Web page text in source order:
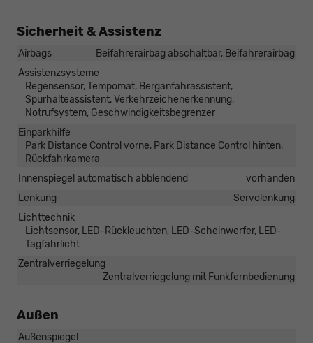
Sicherheit & Assistenz
Airbags
Beifahrerairbag abschaltbar, Beifahrerairbag
Assistenzsysteme
Regensensor, Tempomat, Berganfahrassistent,
Spurhalteassistent, Verkehrzeichenerkennung,
Notrufsystem, Geschwindigkeitsbegrenzer
Einparkhilfe
Park Distance Control vorne, Park Distance Control hinten,
Rückfahrkamera
Innenspiegel automatisch abblendend
vorhanden
Lenkung
Servolenkung
Lichttechnik
Lichtsensor, LED-Rückleuchten, LED-Scheinwerfer, LED-
Tagfahrlicht
Zentralverriegelung
Zentralverriegelung mit Funkfernbedienung
Außen
Außenspiegel